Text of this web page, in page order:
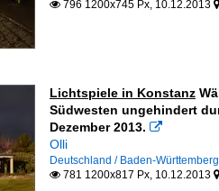
796 1200x745 Px, 10.12.2013 
Lichtspiele in Konstanz
Südwesten ungehindert
Dezember 2013. 
Olli
Deutschland / Baden-
781 1200x817 Px, 10.12.2013 